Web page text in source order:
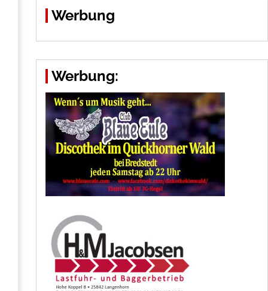
Werbung
Werbung: